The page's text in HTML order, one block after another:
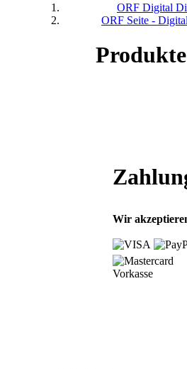
ORF Digital
ORF Seite -
Wir
Vorkasse